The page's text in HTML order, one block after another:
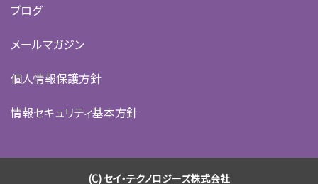
ブログ
メールマガジン
個人情報保護方針
情報セキュリティ基本方針
(C) セイ・テクノロジーズ株式会社